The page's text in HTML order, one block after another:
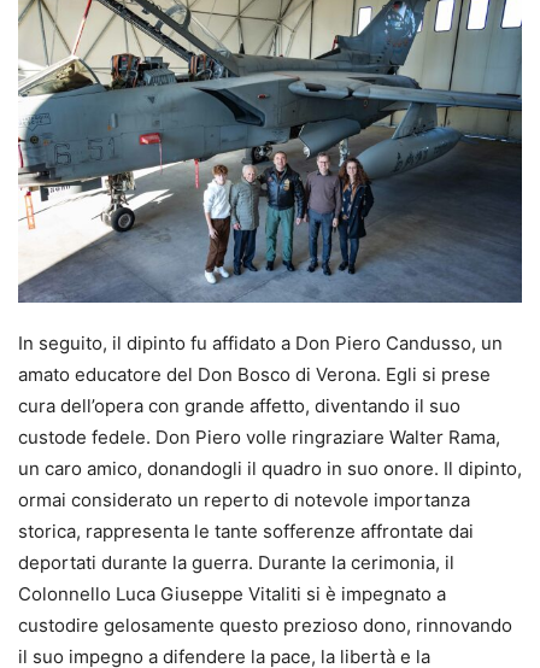
In seguito, il dipinto fu affidato a Don Piero Candusso, un
amato educatore del Don Bosco di Verona. Egli si prese
cura dell’opera con grande affetto, diventando il suo
custode fedele. Don Piero volle ringraziare Walter Rama,
un caro amico, donandogli il quadro in suo onore. Il dipinto,
ormai considerato un reperto di notevole importanza
storica, rappresenta le tante sofferenze affrontate dai
deportati durante la guerra. Durante la cerimonia, il
Colonnello Luca Giuseppe Vitaliti si è impegnato a
custodire gelosamente questo prezioso dono, rinnovando
il suo impegno a difendere la pace, la libertà e la